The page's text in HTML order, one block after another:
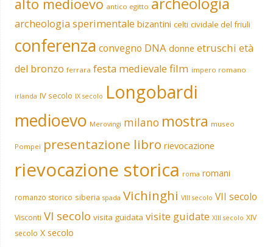
alto medioevo antico egitto
archeologia sperimentale bizantini celti cividale del friuli
conferenza convegno DNA donne etruschi età
del bronzo ferrara festa medievale film impero romano
irlanda IV secolo IX secolo Longobardi
medioevo Merovingi milano mostra museo
Pompei presentazione libro rievocazione
rievocazione storica roma romani
romanzo storico siberia spada Vichinghi VIII secolo VII secolo
Visconti VI secolo visita guidata visite guidate XIII secolo XIV
secolo X secolo